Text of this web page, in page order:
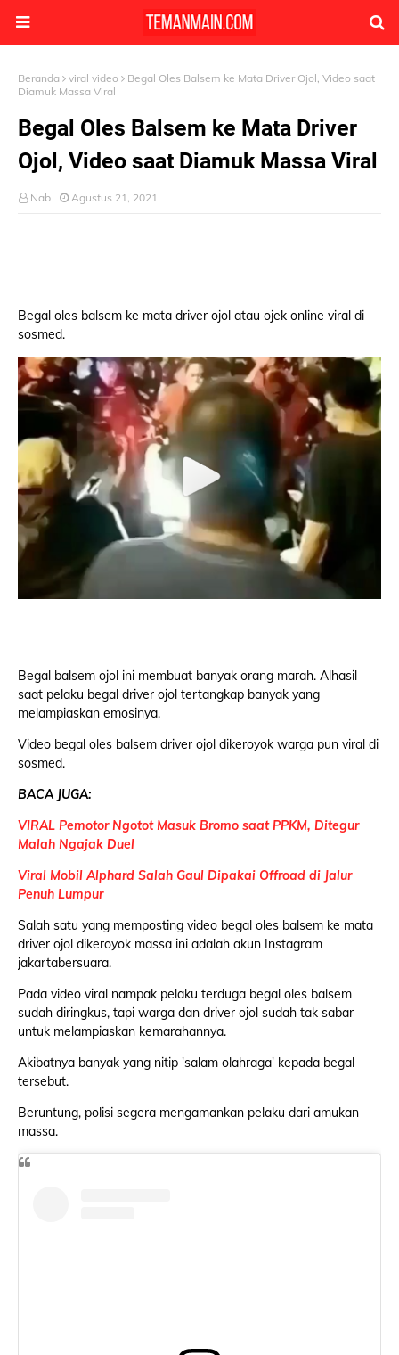
Beranda viral video
Begal Oles Balsem ke Mata Driver Ojol, Video saat
Diamuk Massa Viral
Begal Oles Balsem ke Mata Driver
Ojol, Video saat Diamuk Massa Viral
Nab Agustus 21, 2021
Begal oles balsem ke mata driver ojol atau ojek online viral di
sosmed.
Begal balsem ojol ini membuat banyak orang marah. Alhasil
saat pelaku begal driver ojol tertangkap banyak yang
melampiaskan emosinya.
Video begal oles balsem driver ojol dikeroyok warga pun viral di
sosmed.
BACA JUGA:
VIRAL Pemotor Ngotot Masuk Bromo saat PPKM, Ditegur
Malah Ngajak Duel
Viral Mobil Alphard Salah Gaul Dipakai Offroad di Jalur
Penuh Lumpur
Salah satu yang memposting video begal oles balsem ke mata
driver ojol dikeroyok massa ini adalah akun Instagram
jakartabersuara.
Pada video viral nampak pelaku terduga begal oles balsem
sudah diringkus, tapi warga dan driver ojol sudah tak sabar
untuk melampiaskan kemarahannya.
Akibatnya banyak yang nitip 'salam olahraga' kepada begal
tersebut.
Beruntung, polisi segera mengamankan pelaku dari amukan
massa.